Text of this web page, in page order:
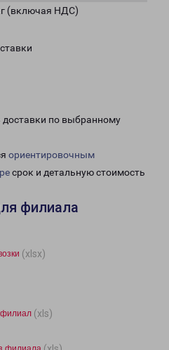
(включая НДС)
по выбранному
ориентировочным
срок и детальную стоимость
филиала
(xlsx)
филиал (xls)